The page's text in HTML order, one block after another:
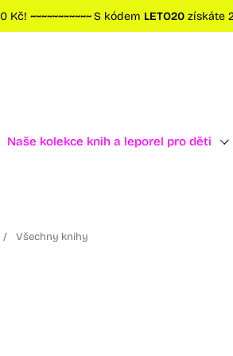
~~~~~~~~~~~S kódemLETO20získáte 20%
Naše kolekce knih a leporel pro děti
/ Všechny knihy